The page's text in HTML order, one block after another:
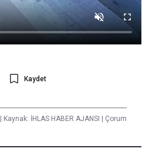
Kaydet
| Kaynak: İHLAS HABER AJANSI | Çorum